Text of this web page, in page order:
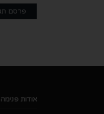
אודות פנימה